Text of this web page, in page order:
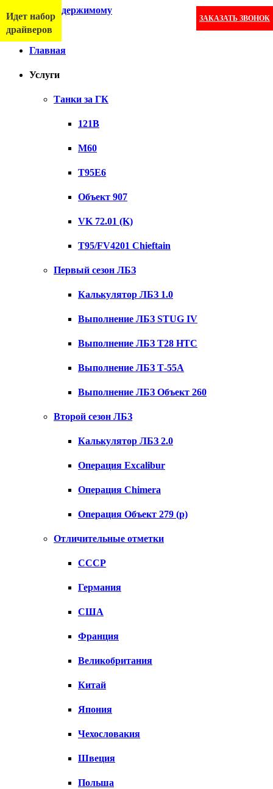
Перейти к содержимому
ЗАКАЗАТЬ ЗВОНОК
Меню
Главная
Услуги
Танки за ГК
121B
M60
T95E6
Объект 907
VK 72.01 (K)
T95/FV4201 Chieftain
Первый сезон ЛБЗ
Калькулятор ЛБЗ 1.0
Выполнение ЛБЗ STUG IV
Выполнение ЛБЗ T28 HTC
Выполнение ЛБЗ Т-55А
Выполнение ЛБЗ Объект 260
Второй сезон ЛБЗ
Калькулятор ЛБЗ 2.0
Операция Excalibur
Операция Chimera
Операция Объект 279 (р)
Отличительные отметки
СССР
Германия
США
Франция
Великобритания
Китай
Япония
Чехословакия
Швеция
Польша
Идет набор
драйверов